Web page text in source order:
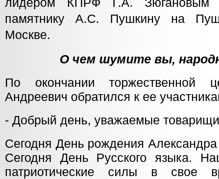
лидером КПРФ Г.А. Зюгановым
памятнику А.С. Пушкину на
Москве.
О чем шумите вы,
По окончании торжественной
Андреевич обратился к ее
- Добрый день, уважаемые
Сегодня День рождения
Сегодня День Русского языка.
патриотические силы в свое